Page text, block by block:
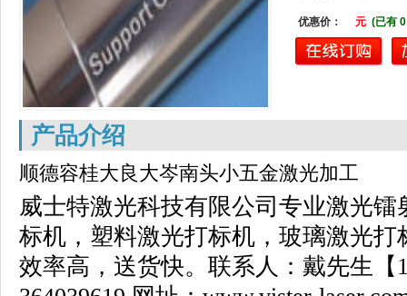
优惠价： 元 (已有
产品介绍
顺德容桂大良大岑南头小五金激光加工
威士特激光科技有限公司专业激光
标机，塑料激光打标机，玻璃激光
效率高，送货快。 联系人：戴先生【